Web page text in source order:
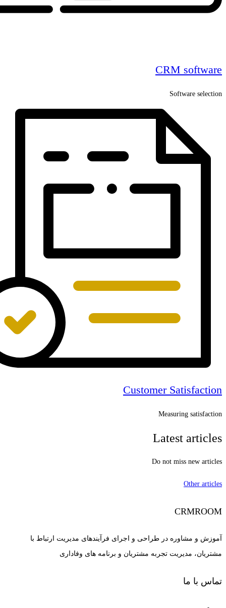
CRM software
Software selection
Customer Satisfaction
Measuring satisfaction
Latest articles
Do not miss new articles
Other articles
CRMROOM
آموزش و مشاوره در طراحی و اجرای فرآیندهای مدیریت ارتباط با
مشتریان، مدیریت تجربه مشتریان و برنامه های وفاداری
تماس با ما